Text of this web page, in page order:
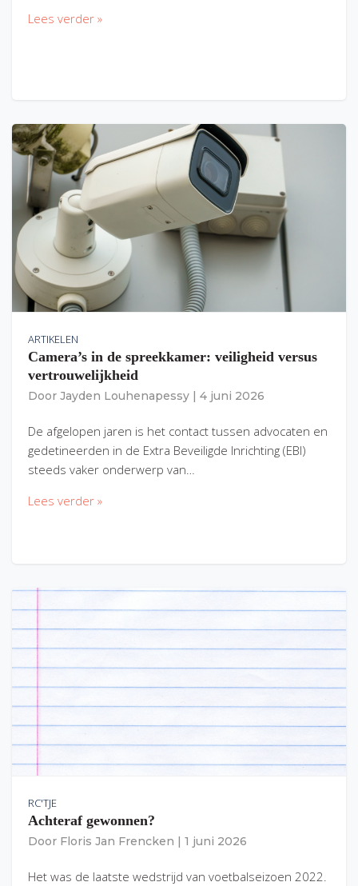
Lees verder »
ARTIKELEN
Camera’s in de spreekkamer: veiligheid versus
vertrouwelijkheid
Door Jayden Louhenapessy 4 juni 2026
De afgelopen jaren is het contact tussen advocaten en
gedetineerden in de Extra Beveiligde Inrichting (EBI)
steeds vaker onderwerp van…
Lees verder »
RC'TJE
Achteraf gewonnen?
Door Floris Jan Frencken 1 juni 2026
Het was de laatste wedstrijd van voetbalseizoen 2022.